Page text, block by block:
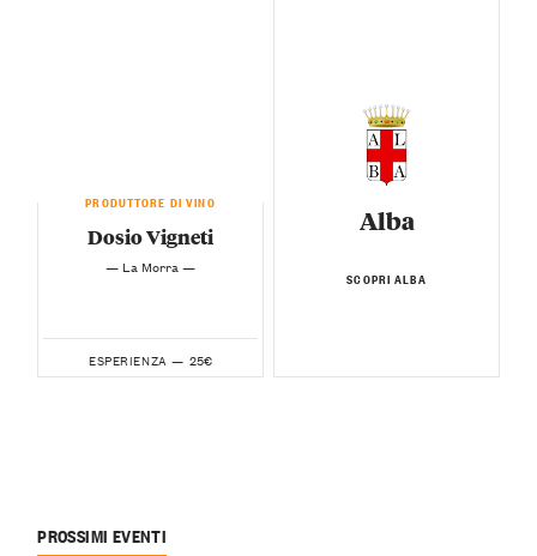
PRODUTTORE DI VINO
Dosio Vigneti
— La Morra —
ESPERIENZA — 25€
Alba
SCOPRI ALBA
PROSSIMI EVENTI